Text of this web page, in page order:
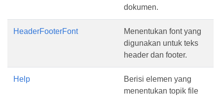
dokumen.
HeaderFooterFont
Menentukan font yang
digunakan untuk teks
header dan footer.
Help
Berisi elemen yang
menentukan topik file